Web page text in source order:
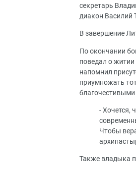
секретарь
диакон Василий
В завершение
По окончании
поведал о
напомнил
приумножать
- Хочется,
Чтобы
Также владыка